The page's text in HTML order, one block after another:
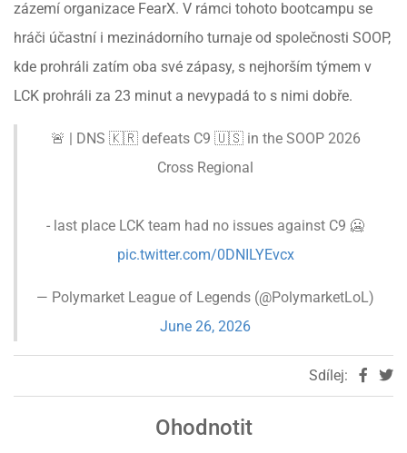
zázemí organizace FearX. V rámci tohoto bootcampu se
hráči účastní i mezinádorního turnaje od společnosti SOOP,
kde prohráli zatím oba své zápasy, s nejhorším týmem v
LCK prohráli za 23 minut a nevypadá to s nimi dobře.
🚨 | DNS 🇰🇷 defeats C9 🇺🇸 in the SOOP 2026
Cross Regional
- last place LCK team had no issues against C9 🥶
pic.twitter.com/0DNILYEvcx
— Polymarket League of Legends (@PolymarketLoL)
June 26, 2026
Sdílej:
Ohodnotit